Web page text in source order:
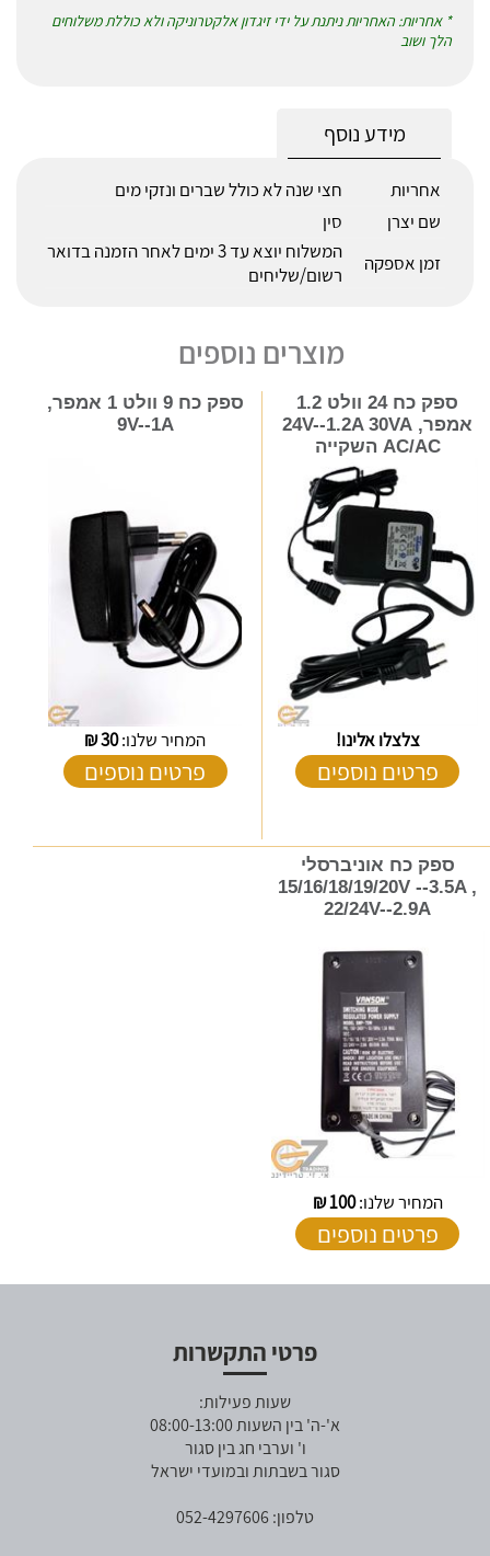
* אחריות: האחריות ניתנת על ידי זיגדון אלקטרוניקה ולא כוללת משלוחים
הלך ושוב
מידע נוסף
אחריות
חצי שנה לא כולל שברים ונזקי מים
שם יצרן
סין
זמן אספקה
המשלוח יוצא עד 3 ימים לאחר הזמנה בדואר
רשום/שליחים
מוצרים נוספים
ספק כח 24 וולט 1.2
אמפר, 24V--1.2A 30VA
AC/AC השקייה
צלצלו אלינו!
פרטים נוספים
ספק כח 9 וולט 1 אמפר,
9V--1A
המחיר שלנו:30
₪
פרטים נוספים
ספק כח אוניברסלי
15/16/18/19/20V --3.5A ,
22/24V--2.9A
המחיר שלנו:100
₪
פרטים נוספים
פרטי התקשרות
שעות פעילות:
א'-ה' בין השעות 08:00-13:00
ו' וערבי חג בין סגור
סגור בשבתות ובמועדי ישראל
טלפון: 052-4297606